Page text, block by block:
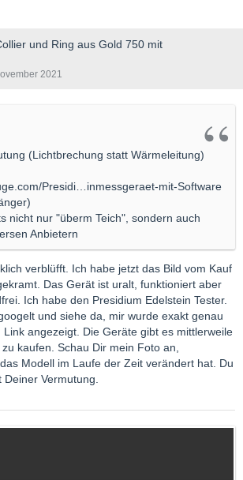
und Ring aus Gold 750 mit
2021
(Lichtbrechung statt Wärmeleitung)
Presidi…inmessgeraet-mit-Software
nicht nur "überm Teich", sondern auch
Anbietern
verblüfft. Ich habe jetzt das Bild vom Kauf
Das Gerät ist uralt, funktioniert aber
Ich habe den Presidium Edelstein Tester.
und siehe da, mir wurde exakt genau
angezeigt. Die Geräte gibt es mittlerweile
kaufen. Schau Dir mein Foto an,
Modell im Laufe der Zeit verändert hat. Du
Vermutung.